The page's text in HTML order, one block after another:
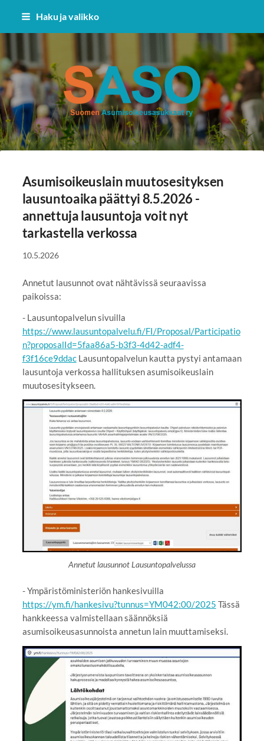
Siirry
Haku ja valikko
Suomen Asumisoikeusasukkaat
Asumisoikeuslain muutosesityksen
lausuntoaika päättyi 8.5.2026 -
annettuja lausuntoja voit nyt
tarkastella verkossa
10.5.2026
Annetut lausunnot ovat nähtävissä seuraavissa
paikoissa:
- Lausuntopalvelun sivuilla
https://www.lausuntopalvelu.fi/FI/Proposal/Participatio
n?proposalId=5faa86a5-b3f3-4d42-adf4-
f3f16ce9ddacLausuntopalvelun kautta pystyi antamaan
lausuntoja verkossa hallituksen asumisoikeuslain
muutosesitykseen.
Annetut lausunnot Lausuntopalvelussa
- Ympäristöministeriön hankesivuilla
https://ym.fi/hankesivu?tunnus=YM042:00/2025 Tässä
hankkeessa valmistellaan säännöksiä
asumisoikeusasunnoista annetun lain muuttamiseksi.